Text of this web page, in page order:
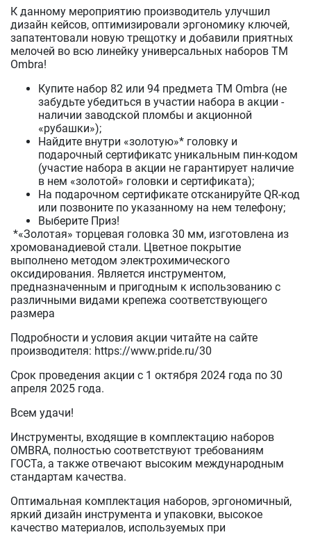
К данному мероприятию производитель улучшил
дизайн кейсов, оптимизировали эргономику ключей,
запатентовали новую трещотку и добавили приятных
мелочей во всю линейку универсальных наборов ТМ
Ombra!
Купите набор 82 или 94 предмета ТМ Ombra (не
забудьте убедиться в участии набора в акции -
наличии заводской пломбы и акционной
«рубашки»);
Найдите внутри «золотую»* головку и
подарочный сертификатс уникальным пин-кодом
(участие набора в акции не гарантирует наличие
в нем «золотой» головки и сертификата);
На подарочном сертификате отсканируйте QR-код
или позвоните по указанному на нем телефону;
Выберите Приз!
*«Золотая» торцевая головка 30 мм, изготовлена из
хромованадиевой стали. Цветное покрытие
выполнено методом электрохимического
оксидирования. Является инструментом,
предназначенным и пригодным к использованию с
различными видами крепежа соответствующего
размера
Подробности и условия акции читайте на сайте
производителя: https://www.pride.ru/30
Срок проведения акции с 1 октября 2024 года по 30
апреля 2025 года.
Всем удачи!
Инструменты, входящие в комплектацию наборов
OMBRA, полностью соответствуют требованиям
ГОСТа, а также отвечают высоким международным
стандартам качества.
Оптимальная комплектация наборов, эргономичный,
яркий дизайн инструмента и упаковки, высокое
качество материалов, используемых при